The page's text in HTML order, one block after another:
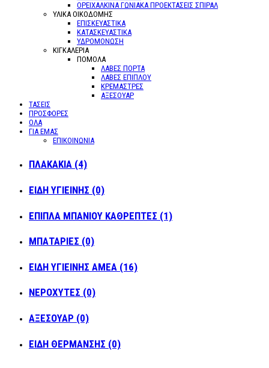
ΟΡΕΙΧΑΛΚΙΝΑ ΓΩΝΙΑΚΑ ΠΡΟΕΚΤΑΣΕΙΣ ΣΠΙΡΑΛ
ΥΛΙΚΑ ΟΙΚΟΔΟΜΗΣ
ΕΠΙΣΚΕΥΑΣΤΙΚΑ
ΚΑΤΑΣΚΕΥΑΣΤΙΚΑ
ΥΔΡΟΜΟΝΩΣΗ
ΚΙΓΚΑΛΕΡΙΑ
ΠΟΜΟΛΑ
ΛΑΒΕΣ ΠΟΡΤΑ
ΛΑΒΕΣ ΕΠΙΠΛΟΥ
ΚΡΕΜΑΣΤΡΕΣ
ΑΞΕΣΟΥΑΡ
ΤΑΣΕΙΣ
ΠΡΟΣΦΟΡΕΣ
ΟΛΑ
ΓΙΑ ΕΜΑΣ
ΕΠΙΚΟΙΝΩΝΙΑ
ΠΛΑΚΑΚΙΑ (4)
ΕΙΔΗ ΥΓΙΕΙΝΗΣ (0)
ΕΠΙΠΛΑ ΜΠΑΝΙΟΥ ΚΑΘΡΕΠΤΕΣ (1)
ΜΠΑΤΑΡΙΕΣ (0)
ΕΙΔΗ ΥΓΙΕΙΝΗΣ ΑΜΕΑ (16)
ΝΕΡΟΧΥΤΕΣ (0)
ΑΞΕΣΟΥΑΡ (0)
ΕΙΔΗ ΘΕΡΜΑΝΣΗΣ (0)